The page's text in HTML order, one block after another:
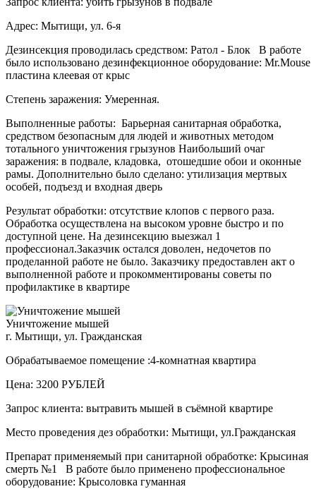
Адрес: Мытищи, ул. 6-я
Дезинсекция проводилась средством: Ратол - Блок В работе
было использовано дезинфекционное оборудование: Mr.Mouse
пластина клеевая от крыс
Степень заражения: Умеренная.
Выполненные работы: Барьерная санитарная обработка,
средством безопасным для людей и животных методом
тотального уничтожения грызунов Наибольший очаг
заражения: в подвале, кладовка, отошедшие обои и оконные
рамы. Дополнительно было сделано: утилизация мертвых
особей, подъезд и входная дверь
Результат обработки: отсутствие клопов с первого раза.
Обработка осуществлена на высоком уровне быстро и по
доступной цене. На дезинсекцию выезжал 1
профессионал.Заказчик остался доволен, недочетов по
проделанной работе не было. Заказчику предоставлен акт о
выполненной работе и прокомментированы советы по
профилактике в квартире
Уничтожение мышей
г. Мытищи, ул. Гражданская
Обрабатываемое помещение :4-комнатная квартира
Цена: 3200 РУБЛЕЙ
Запрос клиента: вытравить мышей в съёмной квартире
Место проведения дез обработки: Мытищи, ул.Гражданская
Препарат применяемый при санитарной обработке: Крысиная
смерть №1 В работе было применено профессиональное
оборудование: Крысоловка гуманная